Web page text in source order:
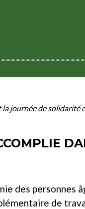
la journée de solidarité
des personnes
de